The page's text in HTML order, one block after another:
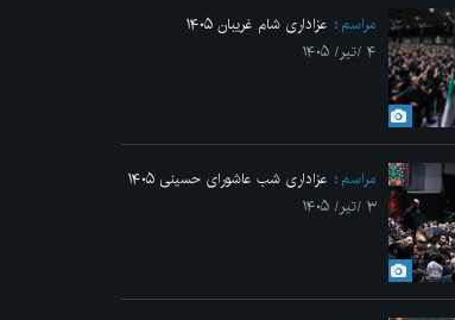
شهید انقلاب
مراسم
عزاداری شام غریبان ۱۴۰۵
۴ /تیر/ ۱۴۰۵
مراسم
عزاداری شب عاشورای حسینی ۱۴۰۵
۳ /تیر/ ۱۴۰۵